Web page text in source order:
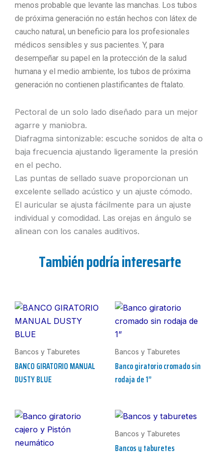
menos probable que levante las manchas. Los tubos
de próxima generación no están hechos con látex de
caucho natural, un beneficio para los profesionales
médicos sensibles y sus pacientes. Y, para
desempeñar su papel en la protección de la salud
humana y el medio ambiente, los tubos de próxima
generación no contienen plastificantes de ftalato.
Pectoral de un solo lado diseñado para un mejor
agarre y maniobra.
Diafragma sintonizable: escuche sonidos de alta o
baja frecuencia ajustando ligeramente la presión
en el pecho.
Las puntas de sellado suave proporcionan un
excelente sellado acústico y un ajuste cómodo.
El auricular se ajusta fácilmente para un ajuste
individual y comodidad. Las orejas en ángulo se
alinean con los canales auditivos.
También podría interesarte
Bancos y Taburetes
BANCO GIRATORIO MANUAL
DUSTY BLUE
Bancos y Taburetes
Banco giratorio cromado sin
rodaja de 1”
Bancos y Taburetes
Bancos y taburetes